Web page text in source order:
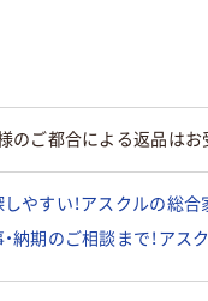
様のご都合による返品はお
やすい！アスクルの総
納期のご相談まで！ア